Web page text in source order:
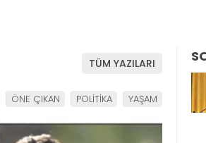
TÜM YAZILARI
ÖNE ÇIKAN POLİTİKA YAŞAM